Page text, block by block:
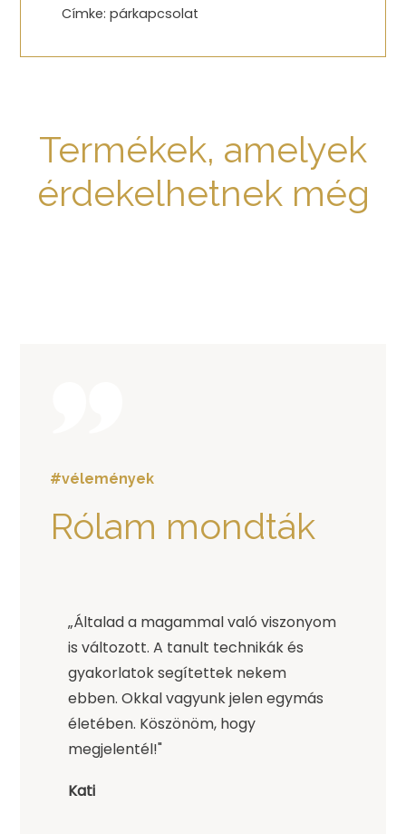
Címke: párkapcsolat
Termékek, amelyek
érdekelhetnek még
#vélemények
Rólam mondták
„Általad a magammal való viszonyom
is változott. A tanult technikák és
gyakorlatok segítettek nekem
ebben. Okkal vagyunk jelen egymás
életében. Köszönöm, hogy
megjelentél!"
Kati